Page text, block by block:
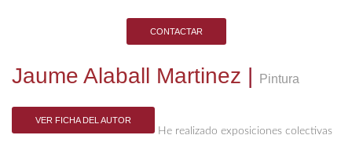
CONTACTAR
Jaume Alaball Martinez | Pintura
VER FICHA DEL AUTOR
He realizado exposiciones colectivas